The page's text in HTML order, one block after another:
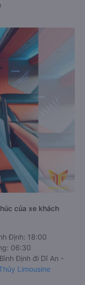
của xe khách
Định: 18:00
06:30
Định đi Dĩ An -
Limousine